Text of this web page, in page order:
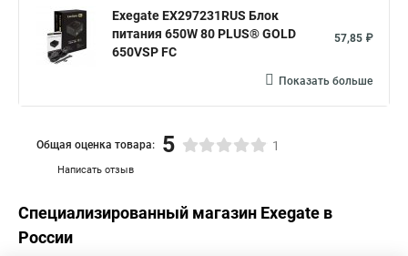
Exegate EX297231RUS Блок
питания 650W 80 PLUS® GOLD
650VSP FС
57,85 ₽
Показать больше
Написать отзыв
Общая оценка товара: 5 1
Специализированный магазин Exegate в
России